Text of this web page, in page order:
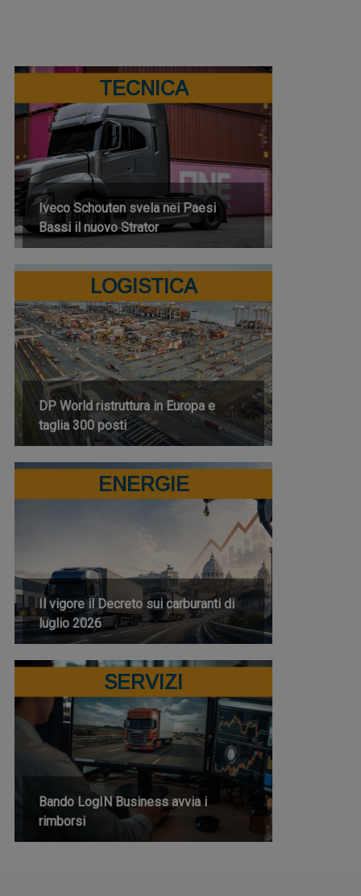
TECNICA
Iveco Schouten svela nei Paesi
Bassi il nuovo Strator
LOGISTICA
DP World ristruttura in Europa e
taglia 300 posti
ENERGIE
Il vigore il Decreto sui carburanti di
luglio 2026
SERVIZI
Bando LogIN Business avvia i
rimborsi